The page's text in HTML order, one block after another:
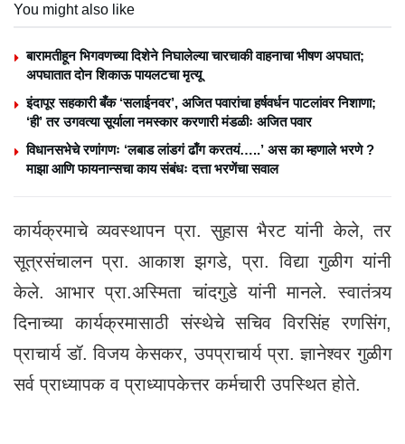
You might also like
बारामतीहून भिगवणच्या दिशेने निघालेल्या चारचाकी वाहनाचा भीषण अपघात;
अपघातात दोन शिकाऊ पायलटचा मृत्यू
इंदापूर सहकारी बँक ‘सलाईनवर’, अजित पवारांचा हर्षवर्धन पाटलांवर निशाणा;
‘ही’ तर उगवत्या सूर्याला नमस्कार करणारी मंडळीः अजित पवार
विधानसभेचे रणांगणः ‘लबाड लांडगं ढाँग करतयं…..’ अस का म्हणाले भरणे ?
माझा आणि फायनान्सचा काय संबंधः दत्ता भरणेंचा सवाल
कार्यक्रमाचे व्यवस्थापन प्रा. सुहास भैरट यांनी केले, तर
सूत्रसंचालन प्रा. आकाश झगडे, प्रा. विद्या गुळीग यांनी
केले. आभार प्रा.अस्मिता चांदगुडे यांनी मानले. स्वातंत्र्य
दिनाच्या कार्यक्रमासाठी संस्थेचे सचिव विरसिंह रणसिंग,
प्राचार्य डॉ. विजय केसकर, उपप्राचार्य प्रा. ज्ञानेश्वर गुळीग
सर्व प्राध्यापक व प्राध्यापकेत्तर कर्मचारी उपस्थित होते.